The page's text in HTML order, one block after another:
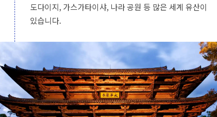
도다이지, 가스가타이샤, 나라 공원 등 많은 세계 유산이
있습니다.